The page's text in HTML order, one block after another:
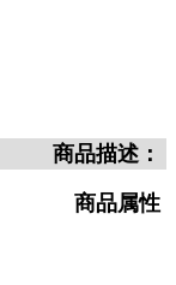
商品描述：
商品属性